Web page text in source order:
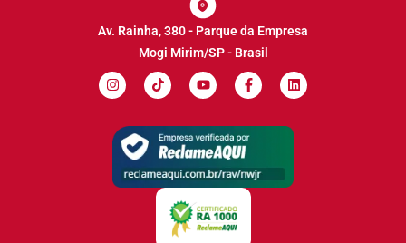
Av. Rainha, 380 - Parque da Empresa
Mogi Mirim/SP - Brasil